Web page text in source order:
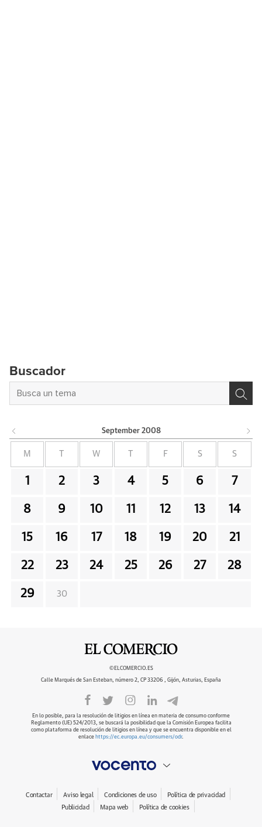
Buscador
September 2008
M W F S S
1 2 3 4 5 6 7
8 9 10 11 12 13 14
15 16 17 18 19 20 21
22 23 24 25 26 27 28
29 30
©ELCOMERCIO.ES
Calle Marqués de San Esteban, número 2, CP 33206 , Gijón, Asturias, España
En lo posible, para la resolución de litigios en línea en materia de consumo conforme
Reglamento (UE) 524/2013, se buscará la posibilidad que la Comisión Europea facilita
como plataforma de resolución de litigios en línea y que se encuentra disponible en el
enlace https://ec.europa.eu/consumers/odr.
Contactar Aviso legal Condiciones de uso
Política de privacidad
Publicidad
Mapa web Política de cookies